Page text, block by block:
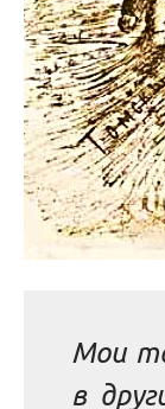
Мои
в